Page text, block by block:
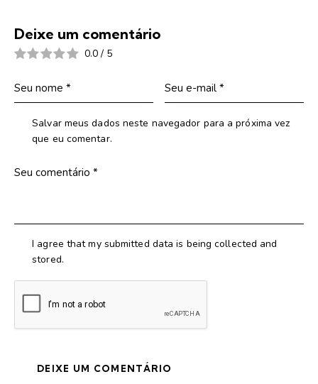
Deixe um comentário
0.0 / 5
Salvar meus dados neste navegador para a próxima vez
que eu comentar.
I agree that my submitted data is being collected and
stored.